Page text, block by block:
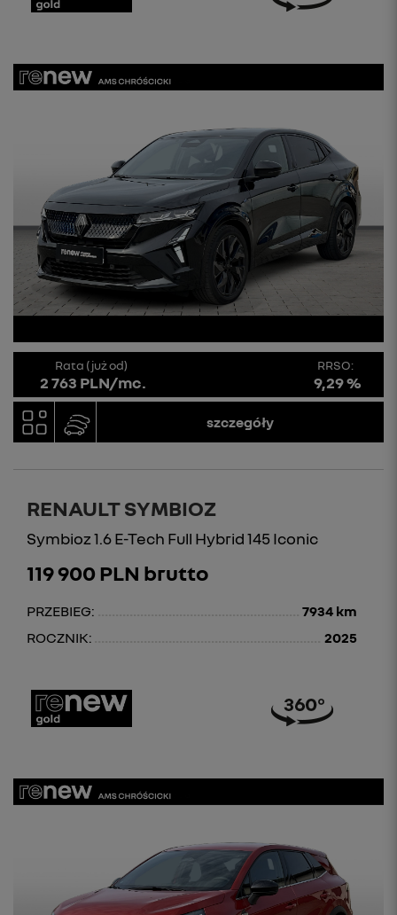
Rata (już od)
2 763 PLN/mc.
RRSO:
9,29 %
szczegóły
RENAULT SYMBIOZ
Symbioz 1.6 E-Tech Full Hybrid 145 Iconic
119 900 PLN brutto
PRZEBIEG:
7934 km
ROCZNIK:
2025